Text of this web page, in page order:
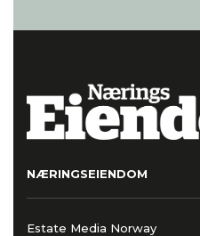
NÆRINGSEIENDOM
Estate Media Norway